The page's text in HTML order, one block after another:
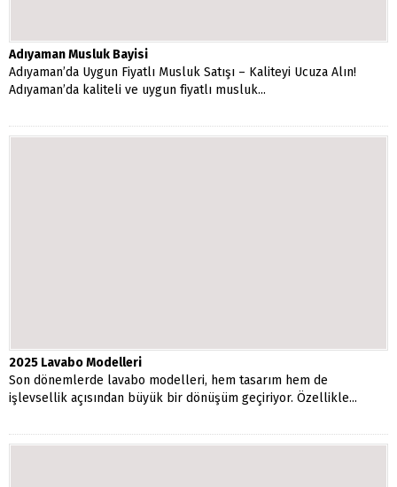
Adıyaman Musluk Bayisi
Adıyaman’da Uygun Fiyatlı Musluk Satışı – Kaliteyi Ucuza Alın!
Adıyaman’da kaliteli ve uygun fiyatlı musluk...
2025 Lavabo Modelleri
Son dönemlerde lavabo modelleri, hem tasarım hem de
işlevsellik açısından büyük bir dönüşüm geçiriyor. Özellikle...